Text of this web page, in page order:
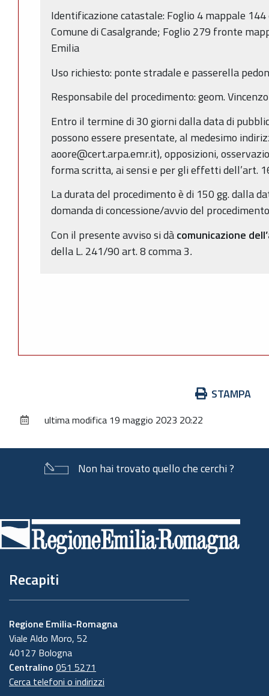
Identificazione catastale: Foglio 4 mappale
Comune di Casalgrande; Foglio 279 fronte
Emilia
Uso richiesto: ponte stradale e passerella
Responsabile del procedimento: geom.
Entro il termine di 30 giorni dalla data di
possono essere presentate, al medesimo
aoore@cert.arpa.emr.it), opposizioni,
forma scritta, ai sensi e per gli effetti dell’art.
La durata del procedimento è di 150 gg. dalla
domanda di concessione/avvio del
Con il presente avviso si dàcomunicazione
della L. 241/90 art. 8 comma 3.
documento
STAMPA
ultima modifica 19 maggio 2023 20:22
Non hai trovato quello che cerchi ?
di
pagina
Recapiti
Regione Emilia-Romagna
Viale Aldo Moro, 52
40127 Bologna
Centralino 051 5271
Cerca telefoni o indirizzi